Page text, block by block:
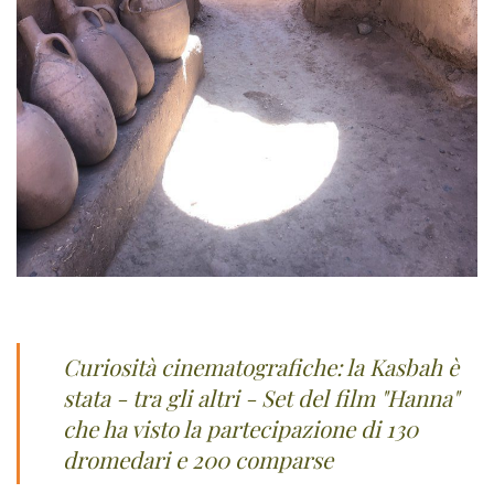
Curiosità cinematografiche: la Kasbah è
stata - tra gli altri - Set del film "Hanna"
che ha visto la partecipazione di 130
dromedari e 200 comparse